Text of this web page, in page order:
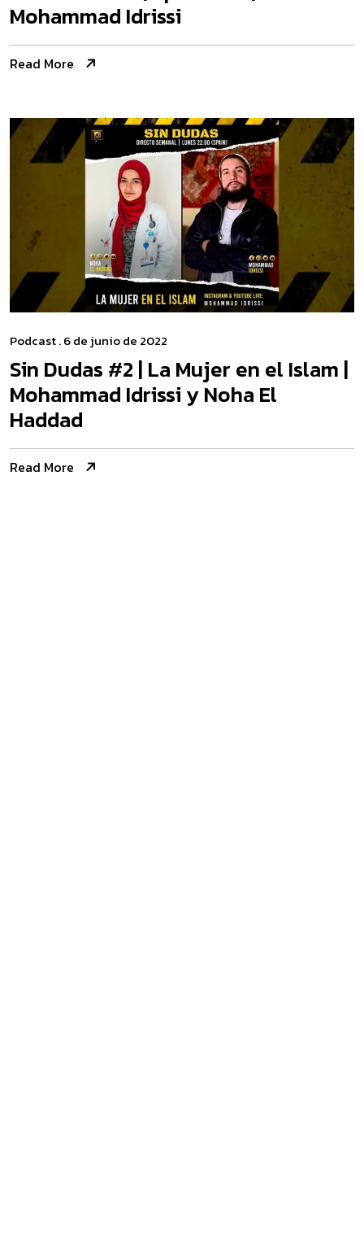
Mohammad Idrissi
Read More
Podcast. 6 de junio de 2022
Sin Dudas #2 | La Mujer en el Islam |
Mohammad Idrissi y Noha El
Haddad
Read More